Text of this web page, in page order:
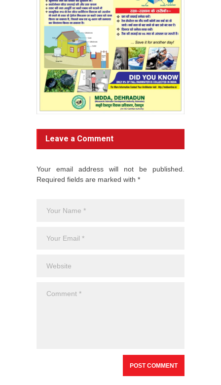
Leave a Comment
Your email address will not be published.
Required fields are marked with *